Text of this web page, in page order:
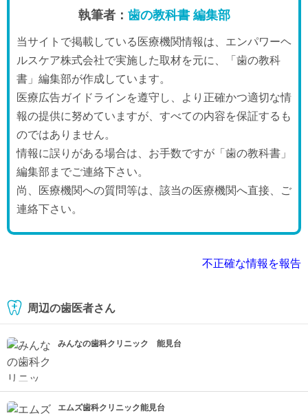
執筆者： 歯の教科書 編集部
当サイトで掲載している医療機関情報は、エンパワーヘ
ルスケア株式会社で実施した取材を元に、「歯の教科
書」編集部が作成しています。
医療広告ガイドラインを遵守し、より正確かつ適切な情
報の提供に努めていますが、すべての内容を保証するも
のではありません。
情報に誤りがある場合は、お手数ですが「歯の教科書」
編集部までご連絡下さい。
尚、医療機関への質問等は、該当の医療機関へ直接、ご
連絡下さい。
不正確な情報を報告
周辺の歯医者さん
みんなの歯科クリニック 能見台
エムズ歯科クリニック能見台